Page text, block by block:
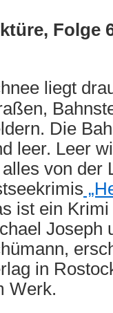
Folge
liegt
Die
leer. Leer
von der
ist ein
Joseph
in
Werk.